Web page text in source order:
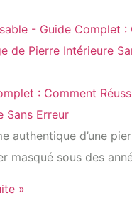
: Comment
Sans Erreur
authentique d’une
masqué sous des
»